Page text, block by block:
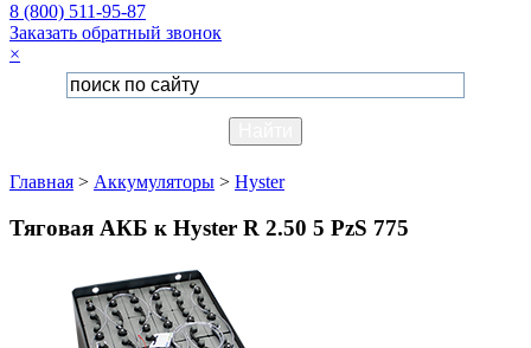
8 (800) 511-95-87
Заказать обратный звонок
×
Главная > Аккумуляторы > Hyster
Тяговая АКБ к Hyster R 2.50 5 PzS 775